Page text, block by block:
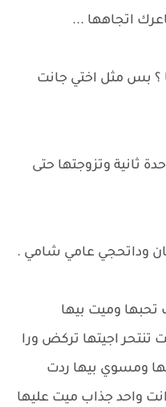
اتجاهها ...
؟ بس مثل اختي جانت
وتزوجتها حتى
وداتحجي عامي شامي .
وميت بيها
اجيتها تركض ورا
ومسوي بيها ردت
واحد جذاب ميت عليها